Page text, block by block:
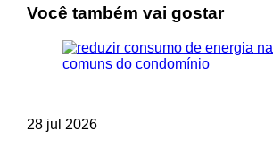
Você também vai gostar
28 jul 2026